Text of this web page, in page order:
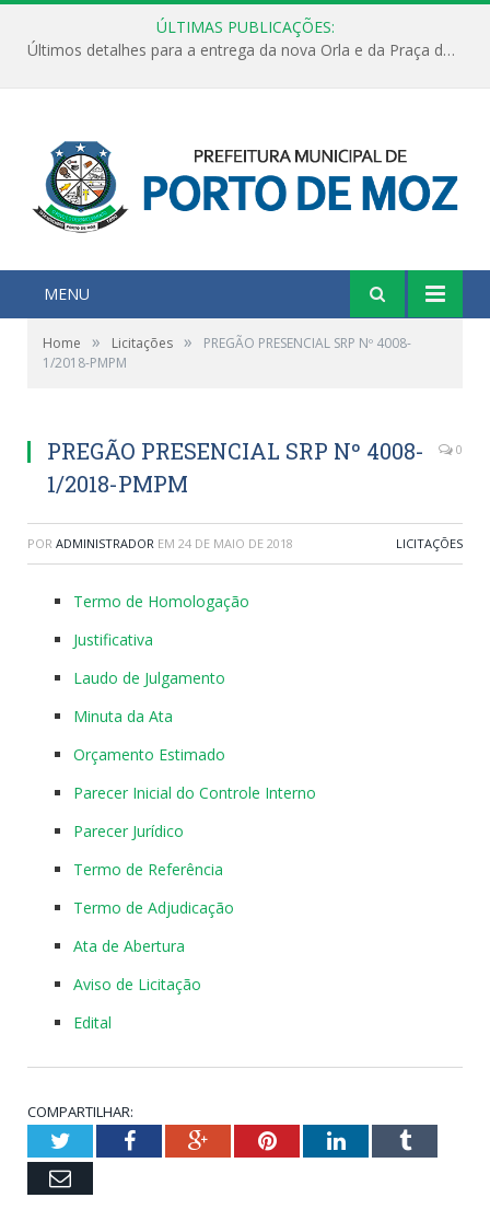
ÚLTIMAS PUBLICAÇÕES:
Últimos detalhes para a entrega da nova Orla e da Praça do Praião
MENU
Home » Licitações »
PREGÃO PRESENCIAL SRP Nº 4008-
1/2018-PMPM
PREGÃO PRESENCIAL SRP Nº 4008-
1/2018-PMPM
0
POR ADMINISTRADOR EM 24 DE MAIO DE 2018 LICITAÇÕES
Termo de Homologação
Justificativa
Laudo de Julgamento
Minuta da Ata
Orçamento Estimado
Parecer Inicial do Controle Interno
Parecer Jurídico
Termo de Referência
Termo de Adjudicação
Ata de Abertura
Aviso de Licitação
Edital
COMPARTILHAR:
TwitterFacebookGoogle+PinterestLinkedInTumblr
Email